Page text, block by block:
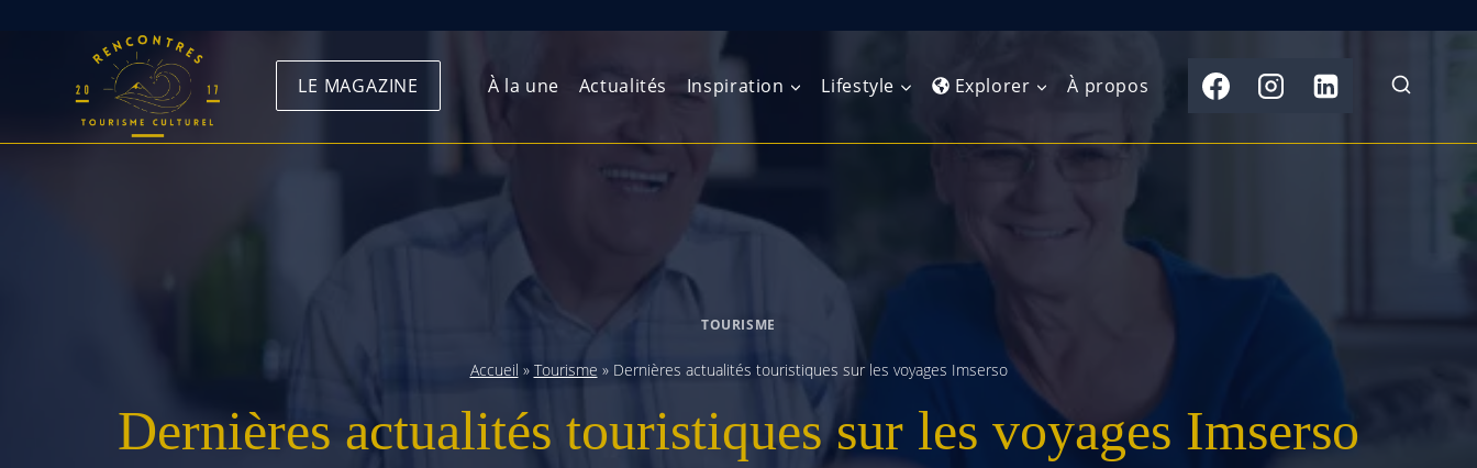
LE MAGAZINE À la une Actualités Inspiration Lifestyle Explorer
Europe de l’Est
Amérique du Nord
Amérique centrale
Amérique du Sud
Afrique australe
Asie centrale
Extrême-Orient
À propos
TOURISME
Accueil » Tourisme » Dernières actualités touristiques sur les voyages Imserso
Dernières actualités touristiques sur les voyages Imserso